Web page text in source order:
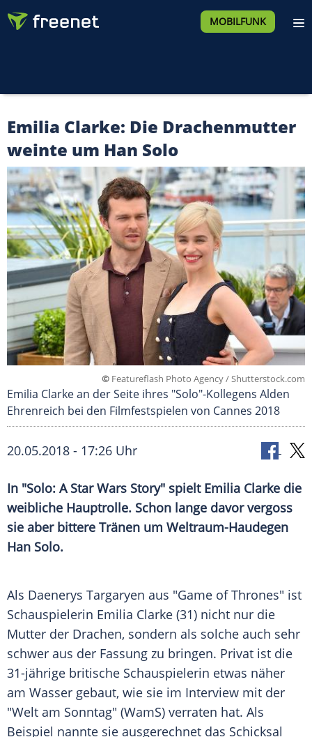
MOBILFUNK
Emilia Clarke: Die Drachenmutter
weinte um Han Solo
© Featureflash Photo Agency / Shutterstock.com
Emilia Clarke an der Seite ihres "Solo"-Kollegens Alden
Ehrenreich bei den Filmfestspielen von Cannes 2018
20.05.2018 - 17:26 Uhr
In "Solo: AStar Wars Story" spielt Emilia Clarke die
weibliche Hauptrolle. Schon lange davor vergoss
sie aber bittere Tränen um Weltraum-Haudegen
Han Solo.
Als Daenerys Targaryen aus "Game of Thrones" ist
Schauspielerin Emilia Clarke (31) nicht nur die
Mutter der Drachen, sondern als solche auch sehr
schwer aus der Fassung zu bringen. Privat ist die
31-jährige britische Schauspielerin etwas näher
am Wasser gebaut, wie sie im Interview mit der
"Welt am Sonntag" (WamS) verraten hat. Als
Beispiel nannte sie ausgerechnet das Schicksal